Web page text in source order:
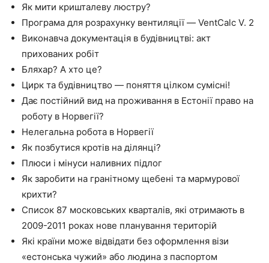
Як мити кришталеву люстру?
Програма для розрахунку вентиляції — VentCalc V. 2
Виконавча документація в будівництві: акт
прихованих робіт
Бляхар? А хто це?
Цирк та будівництво — поняття цілком сумісні!
Дає постійний вид на проживання в Естонії право на
роботу в Норвегії?
Нелегальна робота в Норвегії
Як позбутися кротів на ділянці?
Плюси і мінуси наливних підлог
Як заробити на гранітному щебені та мармурової
крихти?
Список 87 московських кварталів, які отримають в
2009-2011 роках нове планування територій
Які країни може відвідати без оформлення візи
«естонська чужий» або людина з паспортом